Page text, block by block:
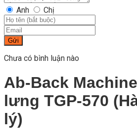
Anh Chị
Gửi
Chưa có bình luận nào
Ab-Back
lưng TGP-570
lý)